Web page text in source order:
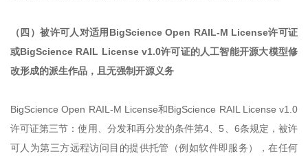
（四）被许可人对适用BigScience Open RAIL-M License许可证
或BigScience RAIL License v1.0许可证的人工智能开源大模型修
改形成的派生作品，且无强制开源义务
BigScience Open RAIL-M License和BigScience RAIL License v1.0
许可证第三节：使用、分发和再分发的条件第4、5、6条规定，被许
可人为第三方远程访问目的提供托管（例如软件即服务），在任何